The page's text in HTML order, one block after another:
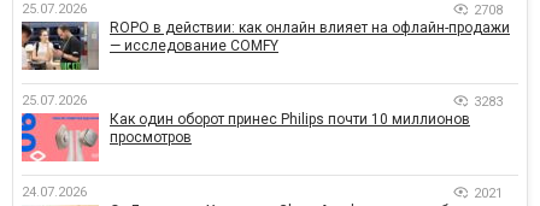
25.07.2026 2708
ROPO в действии: как онлайн влияет на офлайн-продажи
— исследование COMFY
25.07.2026 3283
Как один оборот принес Philips почти 10 миллионов
просмотров
24.07.2026 2021